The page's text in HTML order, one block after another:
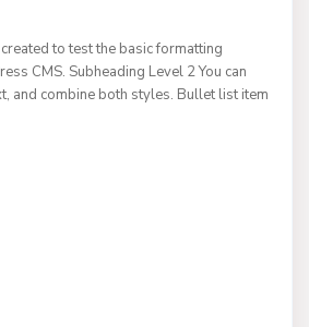
to test the basic formatting
CMS. Subheading Level 2 You can
and combine both styles. Bullet list item